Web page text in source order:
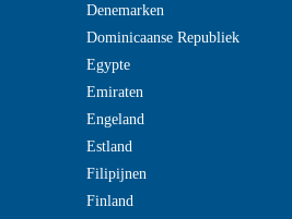
Denemarken
Dominicaanse Republiek
Egypte
Emiraten
Engeland
Estland
Filipijnen
Finland